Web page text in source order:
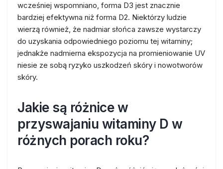
wcześniej wspomniano, forma D3 jest znacznie
bardziej efektywna niż forma D2. Niektórzy ludzie
wierzą również, że nadmiar słońca zawsze wystarczy
do uzyskania odpowiedniego poziomu tej witaminy;
jednakże nadmierna ekspozycja na promieniowanie UV
niesie ze sobą ryzyko uszkodzeń skóry i nowotworów
skóry.
Jakie są różnice w
przyswajaniu witaminy D w
różnych porach roku?